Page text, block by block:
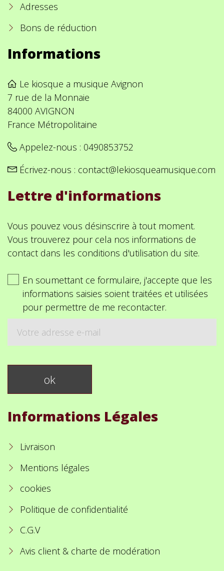
Adresses
Bons de réduction
Informations
Le kiosque a musique Avignon
7 rue de la Monnaie
84000 AVIGNON
France Métropolitaine
Appelez-nous : 0490853752
Écrivez-nous : contact@lekiosqueamusique.com
Lettre d'informations
Vous pouvez vous désinscrire à tout moment.
Vous trouverez pour cela nos informations de
contact dans les conditions d'utilisation du site.
En soumettant ce formulaire, j'accepte que les
informations saisies soient traitées et utilisées
pour permettre de me recontacter.
Informations Légales
Livraison
Mentions légales
cookies
Politique de confidentialité
C.G.V
Avis client & charte de modération